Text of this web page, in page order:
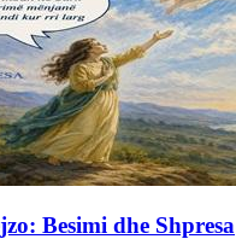
Besimi dhe Shpresa